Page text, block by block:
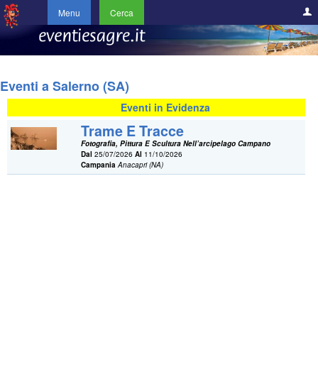
Menu Cerca
Eventi a Salerno (SA)
Eventi in Evidenza
Trame E Tracce
Fotografia, Pittura E Scultura Nell’arcipelago Campano
Dal 25/07/2026Al 11/10/2026
Campania Anacapri (NA)